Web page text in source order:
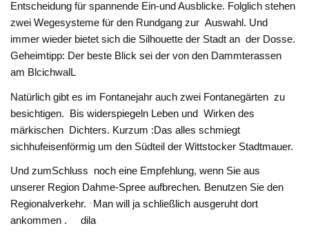
Entscheidung für spannende Ein-und Ausblicke. Folglich stehen
zwei Wegesysteme für den Rundgang zur Auswahl. Und
immer wieder bietet sich die Silhouette der Stadt an der Dosse.
Geheimtipp: Der beste Blick sei der von den Dammterassen
am BlcichwalL
Natürlich gibt es im Fontanejahr auch zwei Fontanegärten zu
besichtigen. Bis widerspiegeln Leben und Wirken des
märkischen Dichters. Kurzum :Das alles schmiegt
sichhufeisenförmig um den Südteil der Wittstocker Stadtmauer.
Und zumSchluss noch eine Empfehlung, wenn Sie aus
unserer Region Dahme-Spree aufbrechen. Benutzen Sie den
Regionalverkehr. . Man will ja schließlich ausgeruht dort
ankommen . dila